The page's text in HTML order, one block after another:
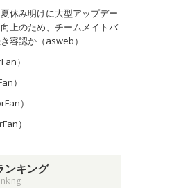
休み明けに大型アップデー
上のため、チームメイトバ
容認か（asweb）
）
）
）
）
ンキング